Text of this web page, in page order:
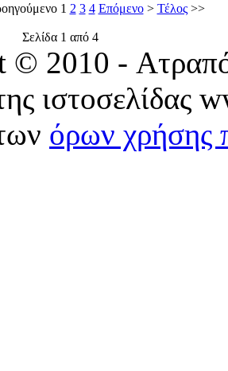
1 2 3 4 Επόμενο> Τέλος>>
Σελίδα 1 από 4
© 2010 -
ιστοσελίδας
όρων χρήσης